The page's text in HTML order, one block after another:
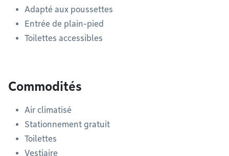
Adapté aux poussettes
Entrée de plain-pied
Toilettes accessibles
Commodités
Air climatisé
Stationnement gratuit
Toilettes
Vestiaire